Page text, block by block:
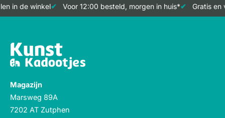
in de winkel Voor 12:00 besteld, morgen in huis* Gratis en
Magazijn
Marsweg 89A
7202 AT Zutphen